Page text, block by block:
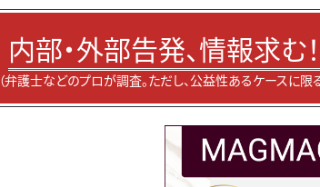
内部・外部告発、情報求む！
（弁護士などのプロが調査。ただし、公益性あるケースに限る